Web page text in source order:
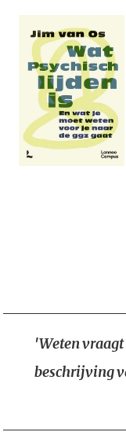
'Weten
beschrijving